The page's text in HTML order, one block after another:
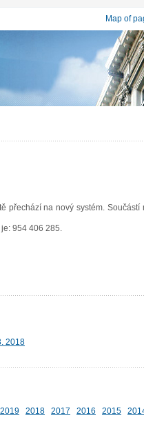
Map of
přechází na nový systém.
954 406 285.
2018
2019 2018 2017 2016 2015